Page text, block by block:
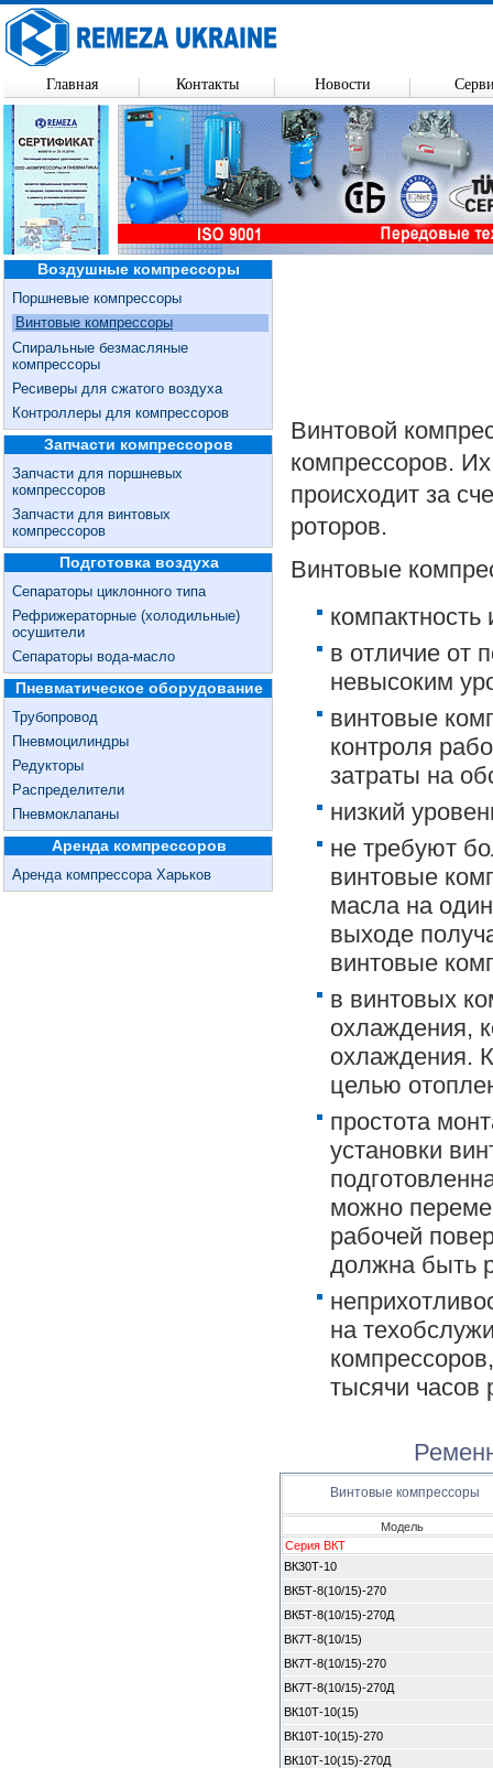
Воздушные компрессоры
Поршневые компрессоры
Винтовые компрессоры
Спиральные безмасляные
компрессоры
Ресиверы для сжатого воздуха
Контроллеры для компрессоров
Запчасти компрессоров
Запчасти для поршневых
компрессоров
Запчасти для винтовых
компрессоров
Подготовка воздуха
Сепараторы циклонного типа
Рефрижераторные (холодильные)
осушители
Сепараторы вода-масло
Пневматическое оборудование
Трубопровод
Пневмоцилиндры
Редукторы
Распределители
Пневмоклапаны
Аренда компрессоров
Аренда компрессора Харьков
Винтовой
компрессоров.
происходит за
роторов.
Винтовые
в отличие от
невысоким
винтовые
контроля
затраты на
низкий
не требуют
винтовые
масла на
выходе
винтовые
в винтовых
охлаждения,
охлаждения.
целью
простота
установки
можно
рабочей
должна быть
на
тысячи часов
Винтовые компрессоры
Модель
Серия ВКТ
ВК30Т-10
ВК5Т-8(10/15)-270
ВК5Т-8(10/15)-270Д
ВК7Т-8(10/15)
ВК7Т-8(10/15)-270
ВК7Т-8(10/15)-270Д
ВК10Т-10(15)
ВК10Т-10(15)-270
ВК10Т-10(15)-270Д
Главная Контакты Новости